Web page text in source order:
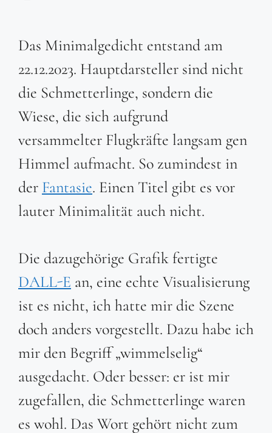
Das Minimalgedicht entstand am
22.12.2023. Hauptdarsteller sind nicht
die Schmetterlinge, sondern die
Wiese, die sich aufgrund
versammelter Flugkräfte langsam gen
Himmel aufmacht. So zumindest in
der Fantasie. Einen Titel gibt es vor
lauter Minimalität auch nicht.
Die dazugehörige Grafik fertigte
DALL-E an, eine echte Visualisierung
ist es nicht, ich hatte mir die Szene
doch anders vorgestellt. Dazu habe ich
mir den Begriff „wimmelselig“
ausgedacht. Oder besser: er ist mir
zugefallen, die Schmetterlinge waren
es wohl. Das Wort gehört nicht zum